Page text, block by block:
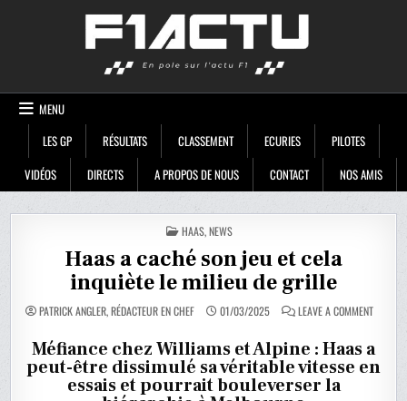
MENU
LES GP
RÉSULTATS CLASSEMENT ECURIES
PILOTES
VIDÉOS
DIRECTS A PROPOS DE NOUS CONTACT NOS AMIS
POSTED
IN
HAAS,NEWS
Haas a caché son jeu et cela
inquiète le milieu de grille
PATRICK ANGLER, RÉDACTEUR EN CHEF 01/03/2025 LEAVE A COMMENTON
HAAS
CACHÉ
SON
JEU
ET
Méfiance chez Williams et Alpine : Haas a
peut-être dissimulé sa véritable vitesse en
essais et pourrait bouleverser la